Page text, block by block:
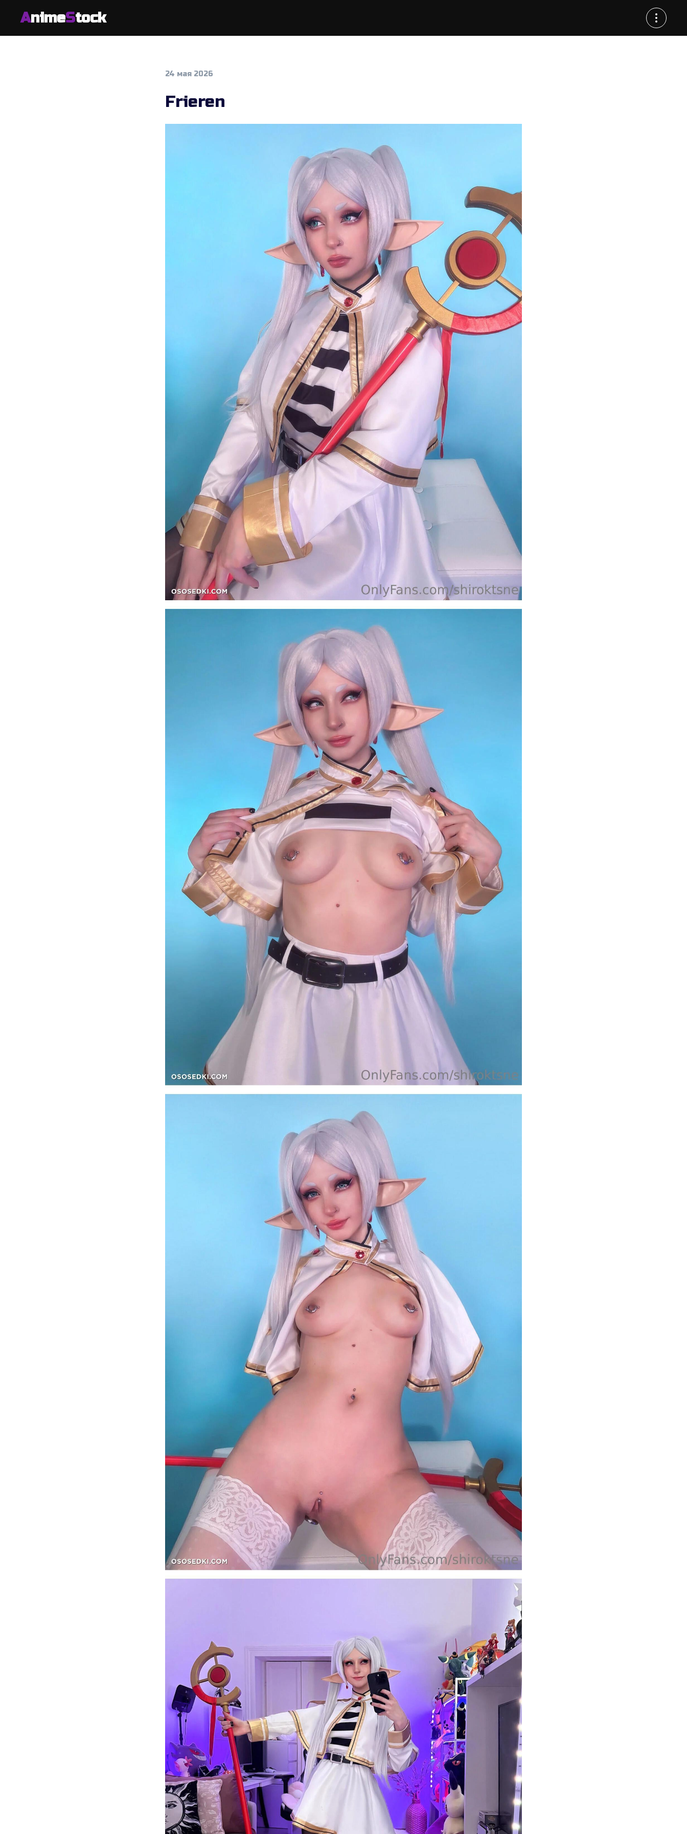
AnimeStock
24 мая 2026
Frieren